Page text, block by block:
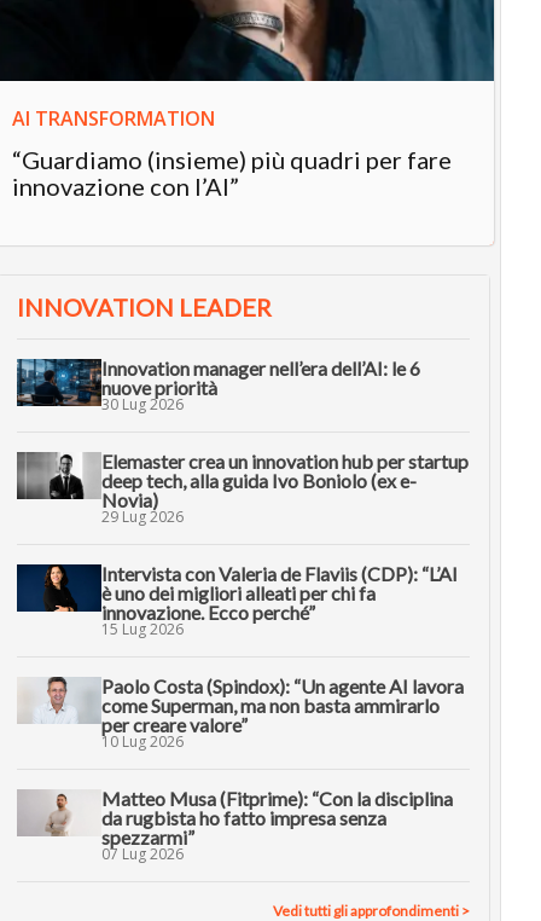
AI TRANSFORMATION
“Guardiamo (insieme) più quadri per fare
innovazione con l’AI”
INNOVATION LEADER
Innovation manager nell’era dell’AI: le 6
nuove priorità
30 Lug 2026
Elemaster crea un innovation hub per startup
deep tech, alla guida Ivo Boniolo (ex e-
Novia)
29 Lug 2026
Intervista con Valeria de Flaviis (CDP): “L’AI
è uno dei migliori alleati per chi fa
innovazione. Ecco perché”
15 Lug 2026
Paolo Costa (Spindox): “Un agente AI lavora
come Superman, ma non basta ammirarlo
per creare valore”
10 Lug 2026
Matteo Musa (Fitprime): “Con la disciplina
da rugbista ho fatto impresa senza
spezzarmi”
07 Lug 2026
Vedi tutti gli approfondimenti >